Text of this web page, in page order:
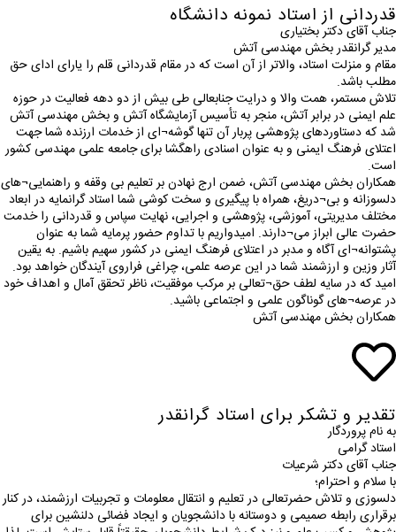
قدردانی از استاد نمونه دانشگاه
جناب آقای دکتر بختیاری
مدیر گرانقدر بخش مهندسی آتش
مقام و منزلت استاد، والاتر از آن است که در مقام قدردانی قلم را یارای ادای حق
مطلب باشد.
تلاش مستمر، همت والا و درایت جنابعالی طی بیش از دو دهه فعالیت در حوزه
علم ایمنی در برابر آتش، منجر به تأسیس آزمایشگاه آتش و بخش مهندسی آتش
شد که دستاوردهای پژوهشی پربار آن تنها گوشه¬ای از خدمات ارزنده شما جهت
اعتلای فرهنگ ایمنی و به عنوان اسنادی راهگشا برای جامعه علمی مهندسی کشور
است.
همکاران بخش مهندسی آتش، ضمن ارج نهادن بر تعلیم بی وقفه و راهنمایی¬های
دلسوزانه و بی¬دریغ، همراه با پیگیری و سخت کوشی شما استاد گرانمایه در ابعاد
مختلف مدیریتی، آموزشی، پژوهشی و اجرایی، نهایت سپاس و قدردانی را خدمت
حضرت عالی ابراز می¬دارند. امیدواریم با تداوم حضور پرمایه شما به عنوان
پشتوانه¬ای آگاه و مدبر در اعتلای فرهنگ ایمنی در کشور سهیم باشیم. به یقین
آثار وزین و ارزشمند شما در این عرصه علمی، چراغی فراروی آیندگان خواهد بود.
امید که در سایه لطف حق¬تعالی بر مرکب موفقیت، ناظر تحقق آمال و اهداف خود
در عرصه¬های گوناگون علمی و اجتماعی باشید.
همکاران بخش مهندسی آتش
تقدیر و تشکر برای استاد گرانقدر
به نام پروردگار
استاد گرامی
جناب آقای دکتر شرعیات
با سلام و احترام؛
دلسوزی و تلاش حضرتعالی در تعلیم و انتقال معلومات و تجربیات ارزشمند، در کنار
برقراری رابطه صمیمی و دوستانه با دانشجویان و ایجاد فضائی دلنشین برای